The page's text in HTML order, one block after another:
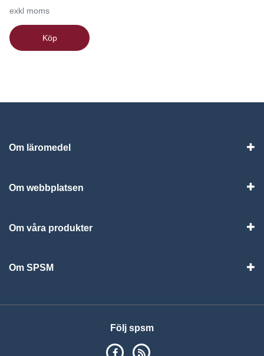
exkl moms
Köp
Om läromedel
Om webbplatsen
Om våra produkter
Om SPSM
Följ spsm
SPSM på Facebook